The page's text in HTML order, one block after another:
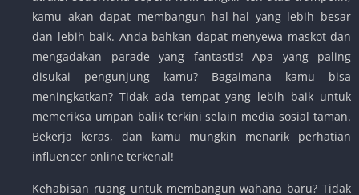
kamu akan dapat membangun hal-hal yang lebih besar
dan lebih baik. Anda bahkan dapat menyewa maskot dan
mengadakan parade yang fantastis! Apa yang paling
disukai pengunjung kamu? Bagaimana kamu bisa
meningkatkan? Tidak ada tempat yang lebih baik untuk
memeriksa umpan balik terkini selain media sosial taman.
Bekerja keras, dan kamu mungkin menarik perhatian
influencer online terkenal!
Kehabisan ruang untuk membangun wahana baru? Tidak